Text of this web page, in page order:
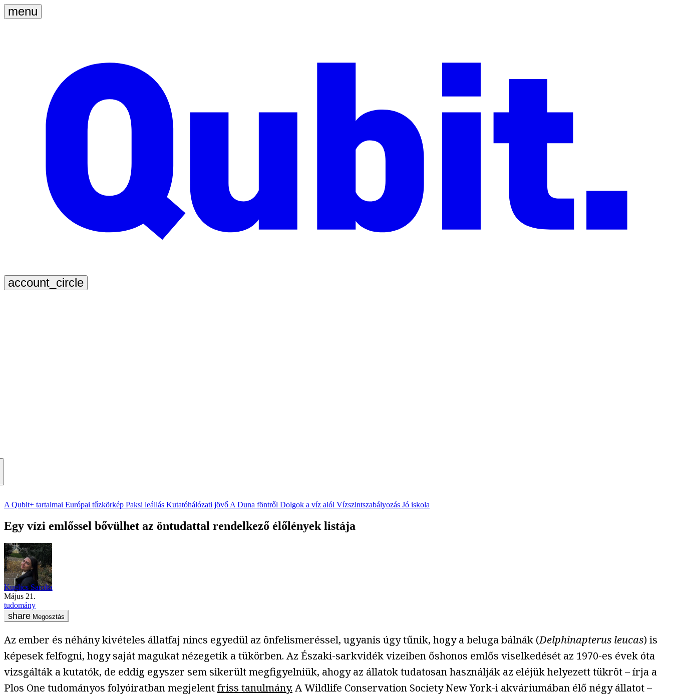
A Qubit+ tartalmai Európai tűzkörkép Paksi leállás Kutatóhálózati jövő A Duna föntről Dolgok a víz alól Vízszintszabályozás Jó iskola
Egy vízi emlőssel bővülhet az öntudattal rendelkező élőlények listája
Kuglics Sarolta
május 21.
tudomány
Megosztás
Az ember és néhány kivételes állatfaj nincs egyedül az önfelismeréssel, ugyanis úgy tűnik, hogy a beluga bálnák (Delphinapterus leucas) is
képesek felfogni, hogy saját magukat nézegetik a tükörben. Az Északi-sarkvidék vizeiben őshonos emlős viselkedését az 1970-es évek óta
vizsgálták a kutatók, de eddig egyszer sem sikerült megfigyelniük, ahogy az állatok tudatosan használják az eléjük helyezett tükröt – írja a
Plos One tudományos folyóiratban megjelentfriss tanulmány. A Wildlife Conservation Society New York-i akváriumában élő négy állatot –